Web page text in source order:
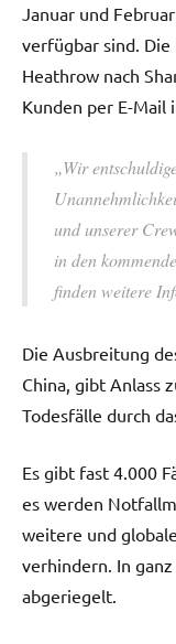
Januar und
verfügbar sind.
Heathrow nach
Kunden per E-Mail
„Wir
und unserer
in den
finden weitere
Die Ausbreitung
China, gibt Anlass
Todesfälle durch
Es gibt fast 4.000
es werden
weitere und
verhindern. In
abgeriegelt.